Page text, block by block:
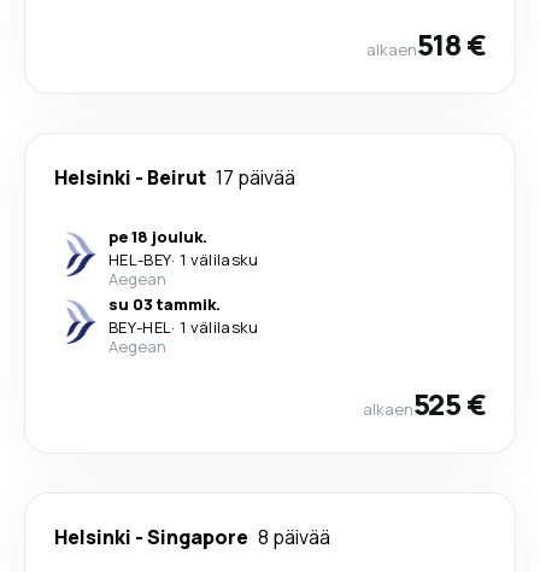
alkaen518 €
Helsinki - Beirut 17 päivää
pe 18 jouluk.
HEL-BEY· 1 välilasku
Aegean
su 03 tammik.
BEY-HEL· 1 välilasku
Aegean
alkaen525 €
Helsinki -Singapore 8 päivää